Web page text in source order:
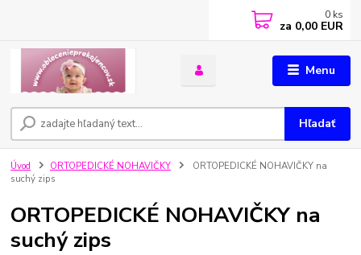
Menu
Hľadať
0 ks
za 0,00 EUR
Úvod ORTOPEDICKÉ NOHAVIČKY
ORTOPEDICKÉ NOHAVIČKY na
suchý zips
ORTOPEDICKÉ NOHAVIČKY na
suchý zips